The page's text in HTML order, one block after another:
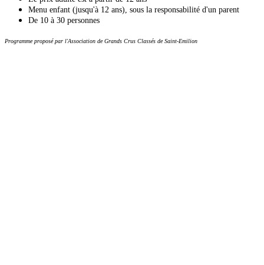
Menu enfant (jusqu'à 12 ans), sous la responsabilité d'un parent
De 10 à 30 personnes
Programme proposé par l'Association de Grands Crus Classés de Saint-Emilion